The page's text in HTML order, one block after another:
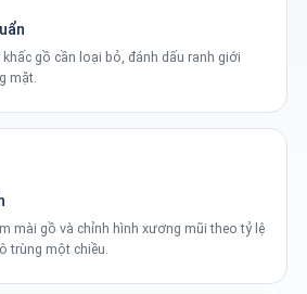
gồ cần loại bỏ, đánh dấu ranh giới
mặt.
mài gồ và chỉnh hình xương mũi theo tỷ lệ
trùng một chiều.